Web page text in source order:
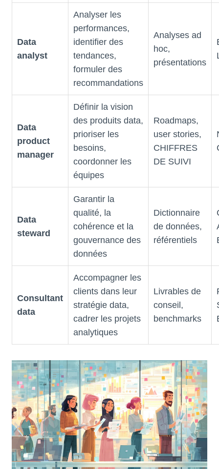
Data
analyst
Analyser les
performances,
identifier des
tendances,
formuler des
recommandations
Analyses ad
hoc,
présentations
Data
product
manager
Définir la vision
des produits data,
prioriser les
besoins,
coordonner les
équipes
Roadmaps,
user stories,
CHIFFRES
DE SUIVI
Data
steward
Garantir la
qualité, la
cohérence et la
gouvernance des
données
Dictionnaire
de données,
référentiels
Consultant
data
Accompagner les
clients dans leur
stratégie data,
cadrer les projets
analytiques
Livrables de
conseil,
benchmarks